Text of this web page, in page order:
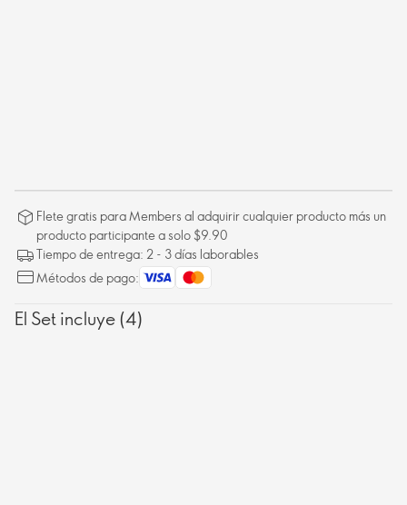
Flete gratis para Members al adquirir cualquier producto más un
producto participante a solo $9.90
Tiempo de entrega: 2 - 3 días laborables
Métodos de pago:
El Set incluye (4)